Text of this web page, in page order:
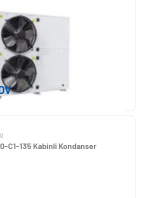
C1-135 Kabinli Kondanser